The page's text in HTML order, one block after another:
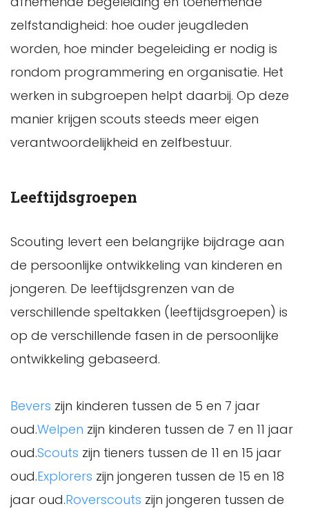
zelfstandigheid: hoe ouder jeugdleden
worden, hoe minder begeleiding er nodig is
rondom programmering en organisatie. Het
werken in subgroepen helpt daarbij. Op deze
manier krijgen scouts steeds meer eigen
verantwoordelijkheid en zelfbestuur.
Leeftijdsgroepen
Scouting levert een belangrijke bijdrage aan
de persoonlijke ontwikkeling van kinderen en
jongeren. De leeftijdsgrenzen van de
verschillende speltakken (leeftijdsgroepen) is
op de verschillende fasen in de persoonlijke
ontwikkeling gebaseerd.
Bevers zijn kinderen tussen de 5 en 7 jaar
oud.Welpen zijn kinderen tussen de 7 en 11 jaar
oud.Scouts zijn tieners tussen de 11 en 15 jaar
oud.Explorers zijn jongeren tussen de 15 en 18
jaar oud.Roverscouts zijn jongeren tussen de